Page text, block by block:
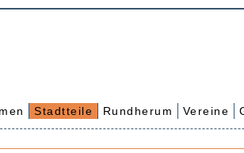
Stadtteile Rundherum Vereine